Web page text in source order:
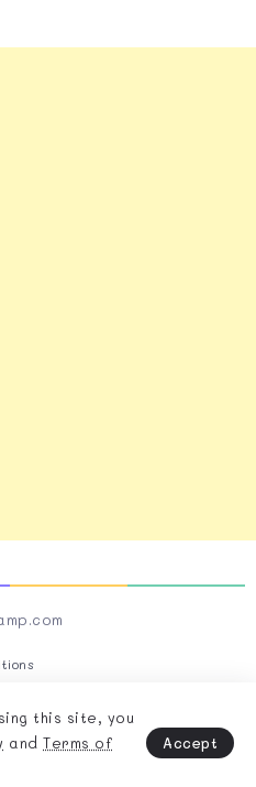
- 2025
this site, you
and Terms of
Accept